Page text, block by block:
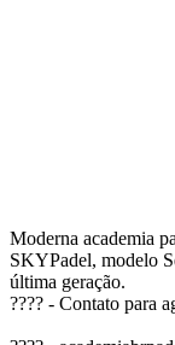
Moderna academia
SKYPadel, modelo
última geração.
???? - Contato para